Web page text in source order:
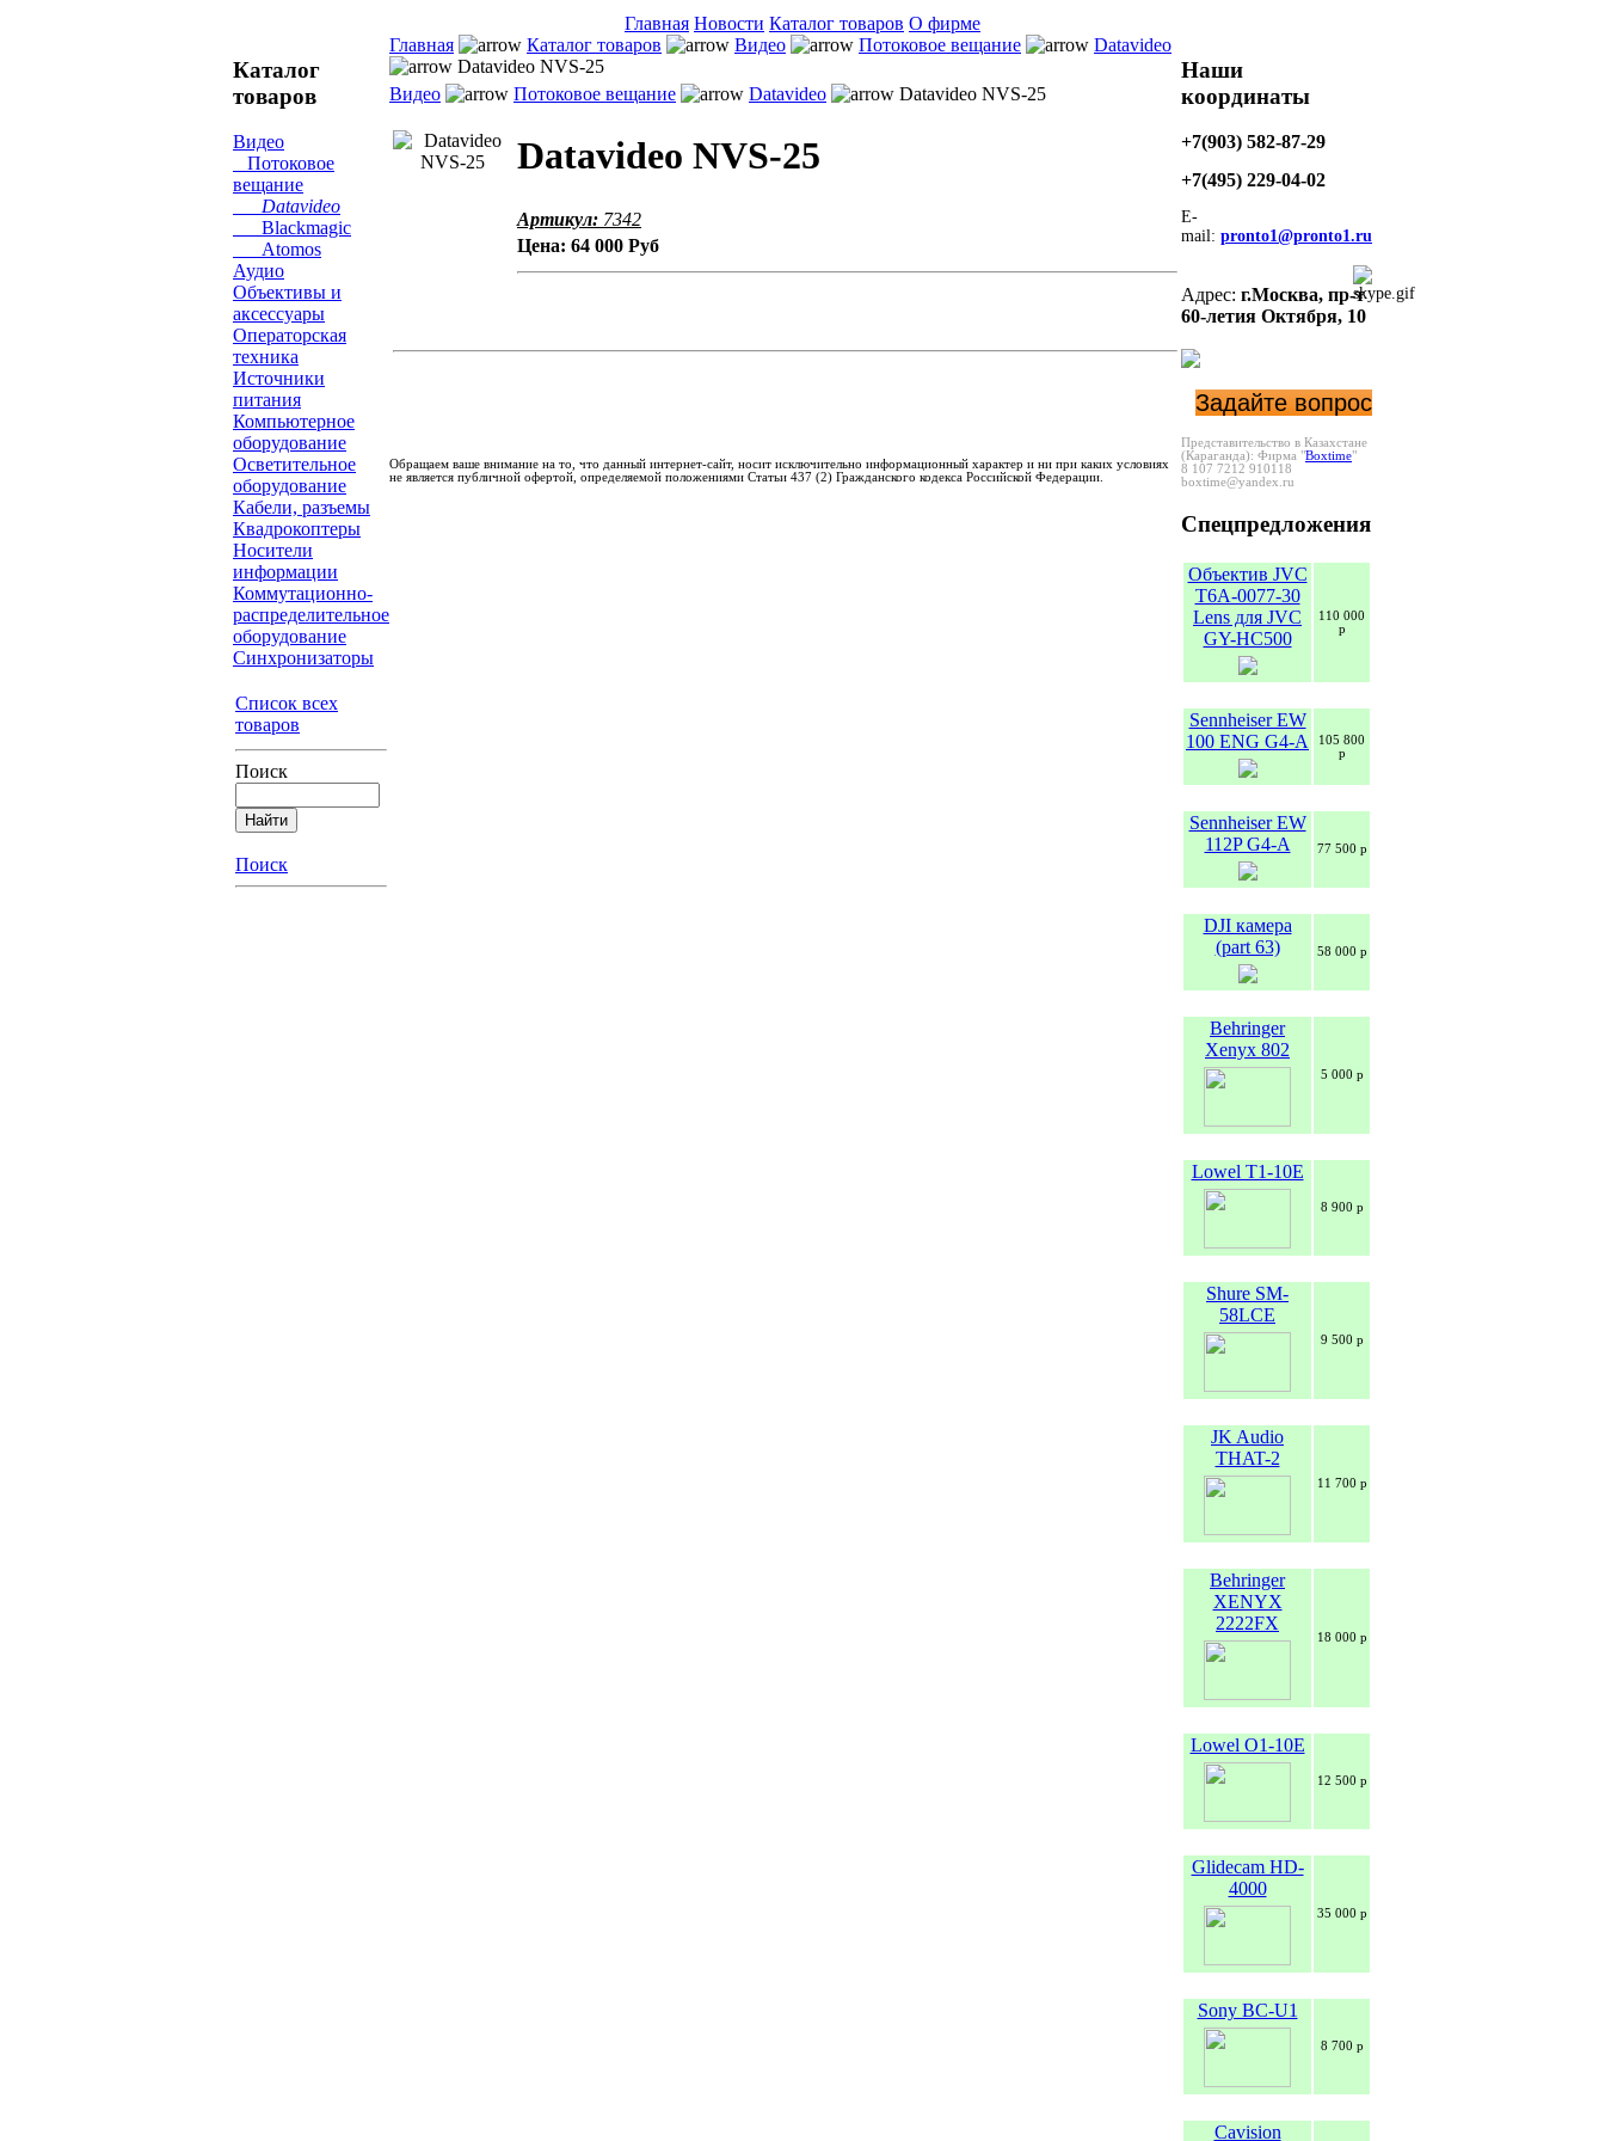
Главная Новости Каталог товаров О фирме
Каталог
товаров
Видео
Потоковое
вещание
Datavideo
Blackmagic
Atomos
Аудио
Объективы и
аксессуары
Операторская
техника
Источники
питания
Компьютерное
оборудование
Осветительное
оборудование
Кабели, разъемы
Квадрокоптеры
Носители
информации
Коммутационно-
распределительное
оборудование
Синхронизаторы
Список всех
товаров
Поиск
Поиск
Главная Каталог товаров Видео Потоковое вещание
Datavideo
Datavideo NVS-25
Видео
Потоковое вещание Datavideo Datavideo NVS-25
Datavideo NVS-25
Артикул: 7342
Цена: 64 000 Руб
Обращаем ваше внимание на то, что данный интернет-сайт, носит исключительно информационный характер и ни при каких условиях
не является публичной офертой, определяемой положениями Статьи 437 (2) Гражданского кодекса Российской Федерации.
Наши
координаты
+7(903) 582-87-29
+7(495) 229-04-02
E-
mail: pronto1@pronto1.ru
Адрес: г.Москва, пр-т
60-летия Октября, 10
Задайте вопрос
Представительство в Казахстане
(Караганда): Фирма "Boxtime"
8 107 7212 910118
boxtime@yandex.ru
Спецпредложения
Объектив JVC
T6A-0077-30
Lens для JVC
GY-HC500
110 000
р
Sennheiser EW
100 ENG G4-A
105 800
р
Sennheiser EW
112P G4-A
77 500 р
DJI камера
(part 63)
58 000 р
Behringer
Xenyx 802
5 000 р
Lowel T1-10E
8 900 р
Shure SM-
58LCE
9 500 р
JK Audio
THAT-2
11 700 р
Behringer
XENYX
2222FX
18 000 р
Lowel O1-10E
12 500 р
Glidecam HD-
4000
35 000 р
Sony BC-U1
8 700 р
Cavision